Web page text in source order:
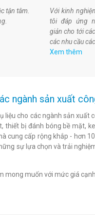
tận tâm.
Với kinh
tôi đáp ứng
giản cho tới
các nhu cầu
Xem thêm
ngành sản xuất
cho các ngành sản xuất
bị đánh bóng bề mặt,
cung cấp rộng khắp - hơn
sự lựa chọn và trải
mong muốn với mức giá